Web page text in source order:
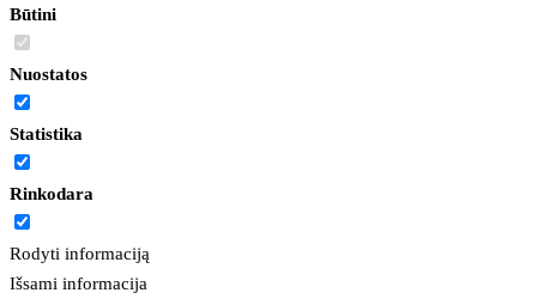
Būtini
Nuostatos
Statistika
Rinkodara
Rodyti informaciją
Išsami informacija